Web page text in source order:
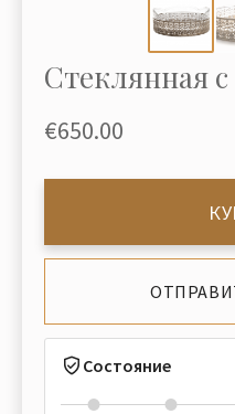
Стеклянная
€650.00
Состояние